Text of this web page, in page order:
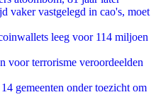
vaker vastgelegd in cao's, moet
leeg voor 114 miljoen
voor terrorisme veroordeelden
gemeenten onder toezicht om